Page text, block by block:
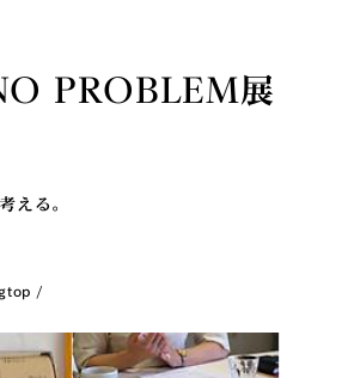
PROBLEM展
える。